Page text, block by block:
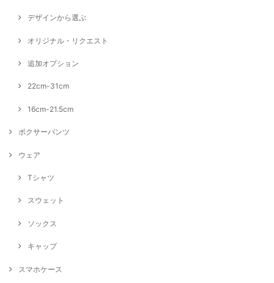
デザインから選ぶ
オリジナル・リクエスト
追加オプション
22cm-31cm
16cm-21.5cm
ボクサーパンツ
ウェア
Tシャツ
スウェット
ソックス
キャップ
スマホケース